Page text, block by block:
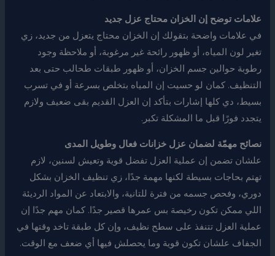
علامات توضح إن الخزان محتاج عزل جديد
في علامات واضحة بتقولك إن الخزان محتاج يتعزل من جديد، زي
تغير لون المياه، أو ظهور رائحة غير مرغوبة، أو ملاحظة وجود
رطوبة حوالين جسم الخزان، أو ظهور طبقات طحالب حتى بعد
التنظيف. كمان لو حسيت إن المياه بتخلص بسرعة أو في تسرب
بسيط، دي كلها إشارات بتأكد إن العزل القديم بقى ضعيف ولازم
يتجدد فورًا قبل ما المشكلة تكبر.
نصائح مهمّة لضمان عزل خزانات فعال وطويل المدى
علشان تضمن إن عملية العزل تفضل قوية وتعيش لسنين، لازم
تهتم بحاجات بسيطة لكنها مهمة جدًا، زي تنظيف الخزان بشكل
دوري، وفحص جسمه من فترة للتانية، والابتعاد عن المواد الرديئة
اللي ممكن تكون رخيصة بس عمرها قصير جدًا. كمان مهم جدًا إن
عملية العزل تتنفذ على سطح نظيف، وإن كل طبقة تاخد وقتها في
الجفاف علشان تكون قوية وما يحصلش فيها أي ضعف مع الوقت.